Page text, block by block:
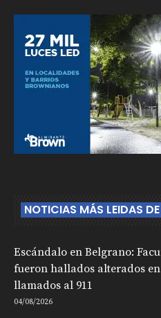
NOTICIAS MÁS LEIDAS
Escándalo en Belgrano:
fueron hallados alterados
llamados al 911
04/08/2026